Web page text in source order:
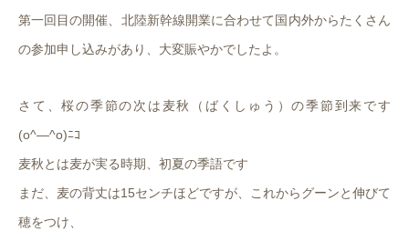
第一回目の開催、北陸新幹線開業に合わせて国内外からたくさん
の参加申し込みがあり、大変賑やかでしたよ。
さて、桜の季節の次は麦秋（ばくしゅう）の季節到来です
(o^―^o)ﾆｺ
麦秋とは麦が実る時期、初夏の季語です
まだ、麦の背丈は15センチほどですが、これからグーンと伸びて
穂をつけ、